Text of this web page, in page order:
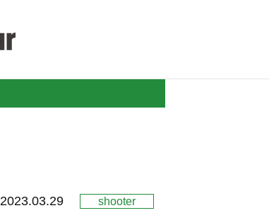
NEWS
2023.03.29 shooter